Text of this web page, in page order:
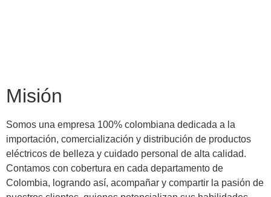
Misión
Somos una empresa 100% colombiana dedicada a la
importación, comercialización y distribución de productos
eléctricos de belleza y cuidado personal de alta calidad.
Contamos con cobertura en cada departamento de
Colombia, logrando así, acompañar y compartir la pasión de